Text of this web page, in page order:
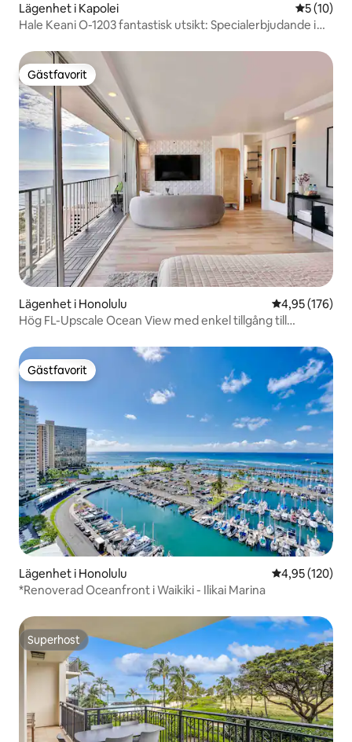
Lägenhet i Kapolei 5 av 5 i
5 (10)
Hale Keani O-1203 fantastisk utsikt: Specialerbjudande i
Gästfavorit
Gästfavorit
Lägenhet i Honolulu 4,95 av 5 i
4,95 (176)
Hög FL-Upscale Ocean View med enkel tillgång till
Gästfavorit
Gästfavorit
Lägenhet i Honolulu 4,95 av 5 i
4,95 (120)
*Renoverad Oceanfront i Waikiki - Ilikai Marina
Superhost
Superhost